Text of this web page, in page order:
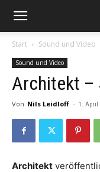
Start Sound und Video
Sound und Video
Architekt –
Von Nils Leidloff - 1. April
Architekt